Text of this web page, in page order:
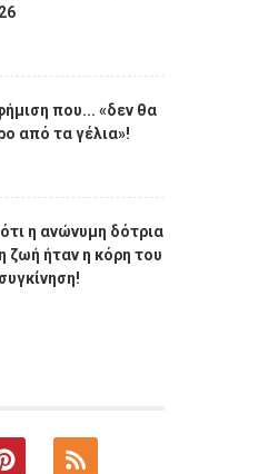
που... «δεν θα
από τα γέλια»!
η ανώνυμη δότρια
ζωή ήταν η κόρη του